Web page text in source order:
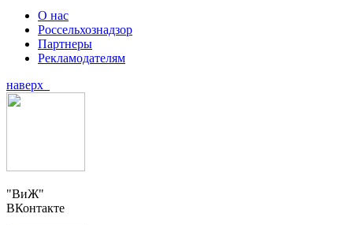
О нас
Россельхознадзор
Партнеры
Рекламодателям
наверх
"ВиЖ"
ВКонтакте